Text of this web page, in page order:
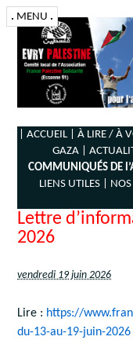
. MENU .
| ACCUEIL | À LIRE / À
GAZA |
COMMUNIQUÉS DE
LIENS UTILES |
Lettre
2026
vendredi 19 juin 2026
Lire : https://
du-13-au-19-juin-2026